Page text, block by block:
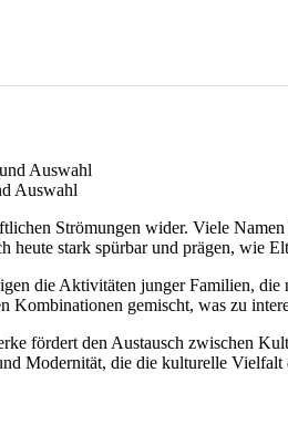
Auswahl
Strömungen wider. Viele
heute stark spürbar und prägen, wie
die Aktivitäten junger Familien,
gemischt, was zu
fördert den Austausch zwischen
Modernität, die die kulturelle Vielfalt